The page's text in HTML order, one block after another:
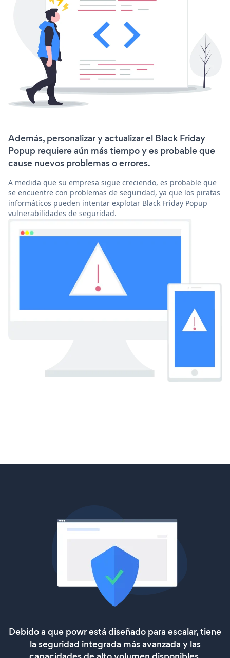
Además, personalizar y actualizar el Black Friday
Popup requiere aún más tiempo y es probable que
cause nuevos problemas o errores.
A medida que su empresa sigue creciendo, es probable que
se encuentre con problemas de seguridad, ya que los piratas
informáticos pueden intentar explotar Black Friday Popup
vulnerabilidades de seguridad.
Debido a que powr está diseñado para escalar, tiene
la seguridad integrada más avanzada y las